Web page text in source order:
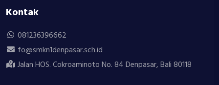
Kontak
081236396662
fo@smkn1denpasar.sch.id
Jalan HOS. Cokroaminoto No. 84 Denpasar, Bali 80118